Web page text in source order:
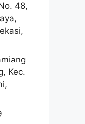
48,
Kec.